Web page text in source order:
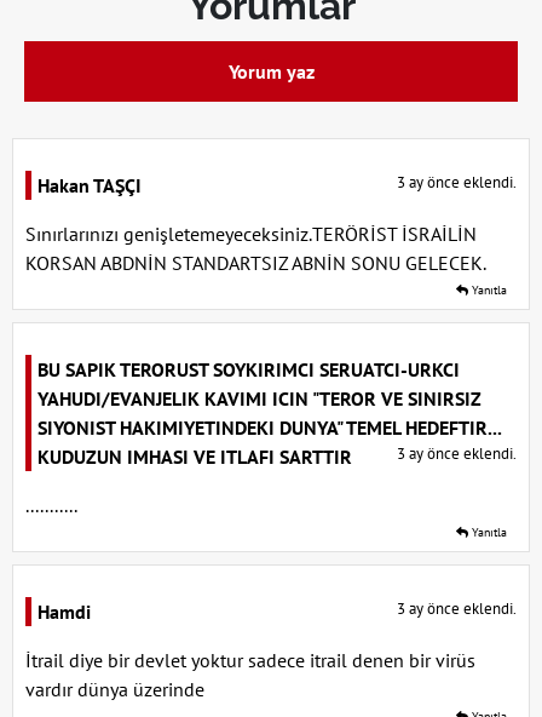
Yorum yaz
Hakan TAŞÇI 3 ay önce eklendi.
Sınırlarınızı genişletemeyeceksiniz.TERÖRİST İSRAİLİN
KORSAN ABDNİN STANDARTSIZ ABNİN SONU GELECEK.
Yanıtla
BU SAPIK TERORUST SOYKIRIMCI SERUATCI-URKCI
YAHUDI/EVANJELIK KAVIMI ICIN "TEROR VE SINIRSIZ
SIYONIST HAKIMIYETINDEKI DUNYA" TEMEL HEDEFTIR...
KUDUZUN IMHASI VE ITLAFI SARTTIR
3 ay önce eklendi.
...........
Yanıtla
Hamdi 3 ay önce eklendi.
İtrail diye bir devlet yoktur sadece itrail denen bir virüs
vardır dünya üzerinde